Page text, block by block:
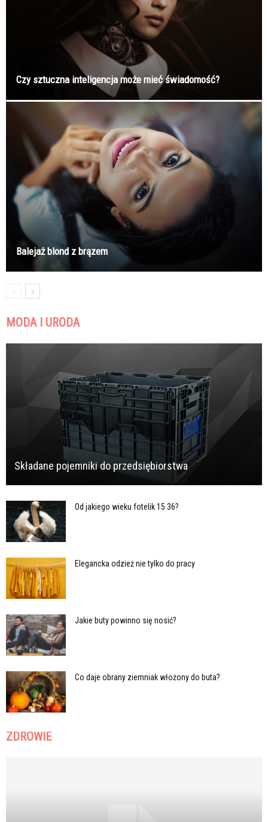
Czy sztuczna inteligencja może mieć świadomość?
Balejaż blond z brązem
MODA I URODA
Składane pojemniki do przedsiębiorstwa
Od jakiego wieku fotelik 15 36?
Elegancka odzież nie tylko do pracy
Jakie buty powinno się nosić?
Co daje obrany ziemniak włożony do buta?
ZDROWIE